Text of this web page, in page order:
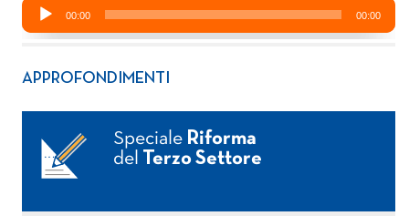
APPROFONDIMENTI
Speciale Riforma
del
Terzo Settore